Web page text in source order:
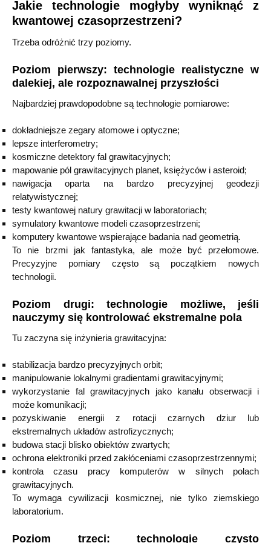
Jakie technologie mogłyby wyniknąć z
kwantowej czasoprzestrzeni?
Trzeba odróżnić trzy poziomy.
Poziom pierwszy: technologie realistyczne w
dalekiej, ale rozpoznawalnej przyszłości
Najbardziej prawdopodobne są technologie pomiarowe:
dokładniejsze zegary atomowe i optyczne;
lepsze interferometry;
kosmiczne detektory fal grawitacyjnych;
mapowanie pól grawitacyjnych planet, księżyców i asteroid;
nawigacja oparta na bardzo precyzyjnej geodezji
relatywistycznej;
testy kwantowej natury grawitacji w laboratoriach;
symulatory kwantowe modeli czasoprzestrzeni;
komputery kwantowe wspierające badania nad geometrią.
To nie brzmi jak fantastyka, ale może być przełomowe.
Precyzyjne pomiary często są początkiem nowych
technologii.
Poziom drugi: technologie możliwe, jeśli
nauczymy się kontrolować ekstremalne pola
Tu zaczyna się inżynieria grawitacyjna:
stabilizacja bardzo precyzyjnych orbit;
manipulowanie lokalnymi gradientami grawitacyjnymi;
wykorzystanie fal grawitacyjnych jako kanału obserwacji i
może komunikacji;
pozyskiwanie energii z rotacji czarnych dziur lub
ekstremalnych układów astrofizycznych;
budowa stacji blisko obiektów zwartych;
ochrona elektroniki przed zakłóceniami czasoprzestrzennymi;
kontrola czasu pracy komputerów w silnych polach
grawitacyjnych.
To wymaga cywilizacji kosmicznej, nie tylko ziemskiego
laboratorium.
Poziom trzeci: technologie czysto